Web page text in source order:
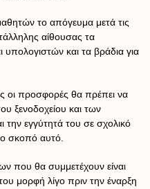
το απόγευμα μετά τις
αίθουσας τα
και τα βράδια για
οι προσφορές θα πρέπει να
ξενοδοχείου και των
εγγύτητά του σε σχολικό
σκοπό αυτό.
που θα συμμετέχουν είναι
του μορφή λίγο πριν την έναρξη